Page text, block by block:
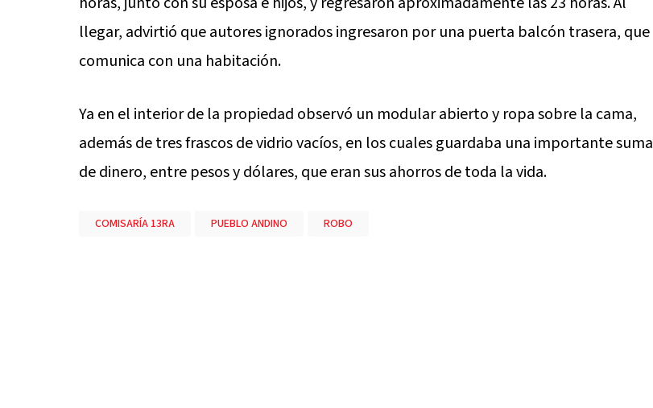
llegar, advirtió que autores ignorados ingresaron por una puerta balcón trasera, que
comunica con una habitación.
Ya en el interior de la propiedad observó un modular abierto y ropa sobre la cama,
además de tres frascos de vidrio vacíos, en los cuales guardaba una importante suma
de dinero, entre pesos y dólares, que eran sus ahorros de toda la vida.
COMISARÍA 13RA PUEBLO ANDINO ROBO